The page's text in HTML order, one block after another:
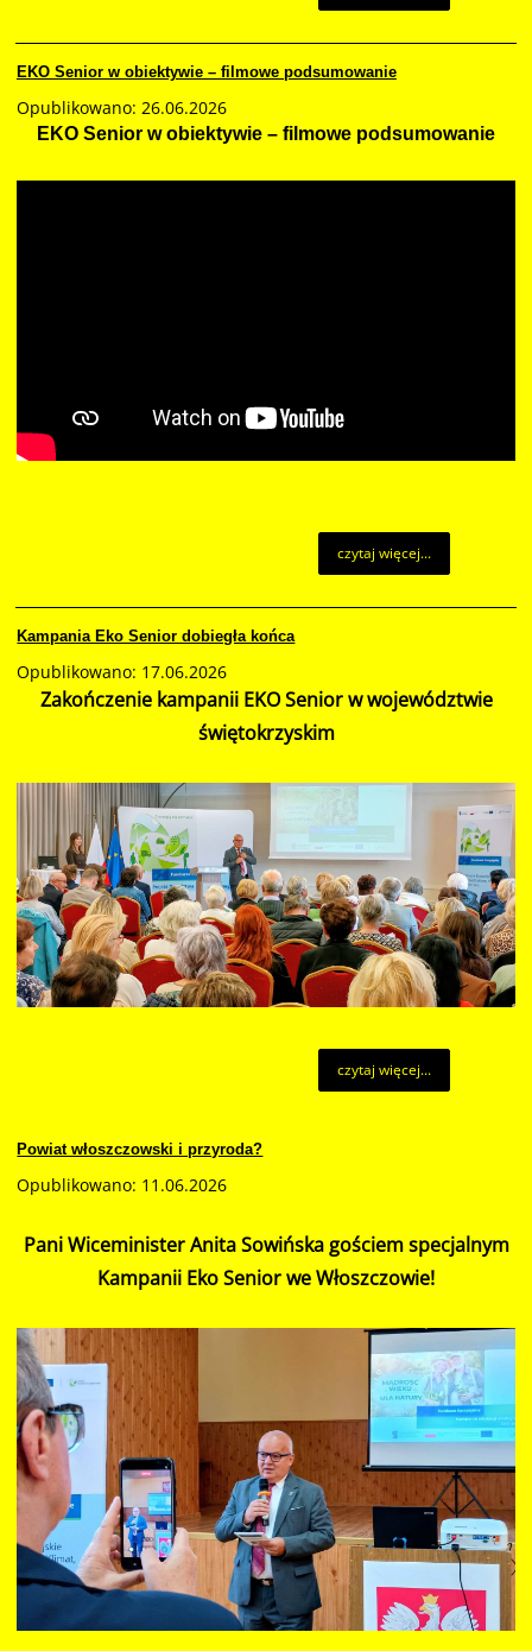
EKO Senior w obiektywie – filmowe podsumowanie
Opublikowano: 26.06.2026
EKO Senior w obiektywie – filmowe podsumowanie
czytaj więcej...
Kampania Eko Senior dobiegła końca
Opublikowano: 17.06.2026
Zakończenie kampanii EKO Senior w województwie
świętokrzyskim
czytaj więcej...
Powiat włoszczowski i przyroda?
Opublikowano: 11.06.2026
Pani Wiceminister Anita Sowińska gościem specjalnym
Kampanii Eko Senior we Włoszczowie!